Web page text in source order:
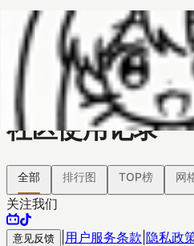
哈基榜
搜索
创建模板
返回模版
社区使用记录
全部 排行图 TOP榜 网
关注我们
意见反馈 用户服务条款 隐私政